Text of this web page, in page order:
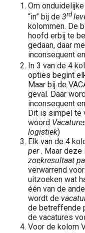
Om
“in” bij de 3rd
kolommen. De
hoofd erbij te
gedaan, daar
inconsequent
In 3 van de 4
opties begint
Maar bij de
geval. Daar
inconsequent
Dit is simpel te
woord
logistiek)
Elk van de 4
per. Maar deze
zoekresultaat
verwarrend
uitzoeken wat
één van de
wordt de
de betreffende
de vacatures
Voor de kolom